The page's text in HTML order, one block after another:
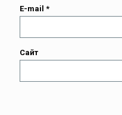
E-mail *
Сайт